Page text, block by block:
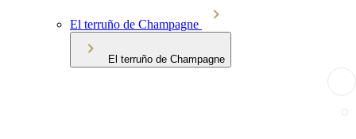
El terruño de Champagne
El terruño de Champagne